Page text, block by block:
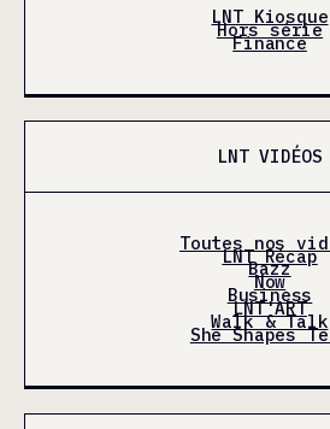
LNT Kiosque
Hors série
Finance
LNT VIDÉOS
Toutes nos
LNT Récap
Bazz
Now
Business
LNT'ART
Walk & Talk
She Shapes